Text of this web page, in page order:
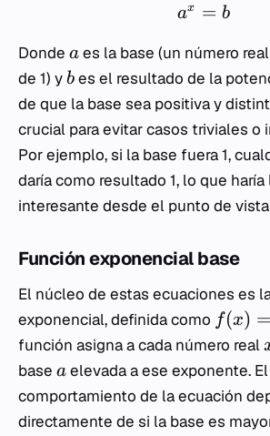
ax = b
Donde a es la base (un número
de 1) y b es el resultado de la
de que la base sea positiva y
crucial para evitar casos triviales o
Por ejemplo, si la base fuera 1,
daría como resultado 1, lo que
interesante desde el punto de
Función exponencial base
El núcleo de estas ecuaciones es
exponencial, definida como f (x) =
función asigna a cada número real
base a elevada a ese exponente. El
comportamiento de la ecuación
directamente de si la base es